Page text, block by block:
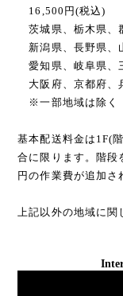
16,500円(税込)
茨城県、栃木県、
新潟県、長野県、
愛知県、岐阜県、
大阪府、京都府
※一部地域は除く
基本配送料金は1F(
合に限ります。階段
円の作業費が追加さ
上記以外の地域に関